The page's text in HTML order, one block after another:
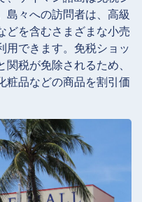
島々への訪問者は、高級
どを含むさまざまな小売
用できます。免税ショッ
税が免除されるため、
粧品などの商品を割引価